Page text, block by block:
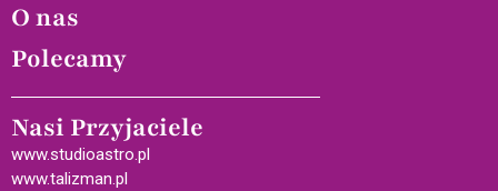
O nas
Polecamy
Nasi Przyjaciele
www.studioastro.pl
www.talizman.pl